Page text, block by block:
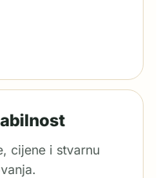
cijene i stvarnu